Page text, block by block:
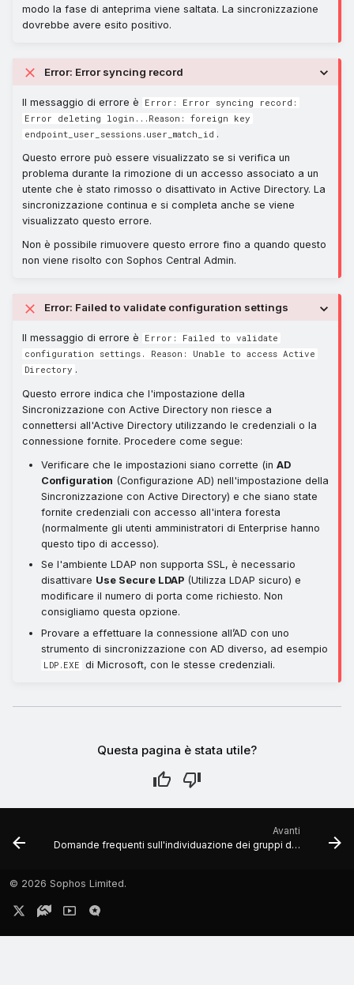
modo la fase di anteprima viene saltata. La sincronizzazione
dovrebbe avere esito positivo.
Error: Error syncing record
Il messaggio di errore è
Error: Error syncing record:
Error deleting login...Reason: foreign key
endpoint_user_sessions.user_match_id .
Questo errore può essere visualizzato se si verifica un
problema durante la rimozione di un accesso associato a un
utente che è stato rimosso o disattivato in Active Directory. La
sincronizzazione continua e si completa anche se viene
visualizzato questo errore.
Non è possibile rimuovere questo errore fino a quando questo
non viene risolto con Sophos Central Admin.
Error: Failed to validate configuration settings
Il messaggio di errore è
Error: Failed to validate
configuration settings. Reason: Unable to access Active
Directory .
Questo errore indica che l'impostazione della
Sincronizzazione con Active Directory non riesce a
connettersi all'Active Directory utilizzando le credenziali o la
connessione fornite. Procedere come segue:
Verificare che le impostazioni siano corrette (in AD
Configuration (Configurazione AD) nell'impostazione della
Sincronizzazione con Active Directory) e che siano state
fornite credenziali con accesso all'intera foresta
(normalmente gli utenti amministratori di Enterprise hanno
questo tipo di accesso).
Se l'ambiente LDAP non supporta SSL, è necessario
disattivare Use Secure LDAP (Utilizza LDAP sicuro) e
modificare il numero di porta come richiesto. Non
consigliamo questa opzione.
Provare a effettuare la connessione all’AD con uno
strumento di sincronizzazione con AD diverso, ad esempio
LDP.EXE di Microsoft, con le stesse credenziali.
Questa pagina è stata utile?
Avanti
Domande frequenti sull'individuazione dei gruppi di dispositivi
© 2026 Sophos Limited.